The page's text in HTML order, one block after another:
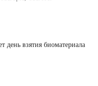
день взятия биоматериала